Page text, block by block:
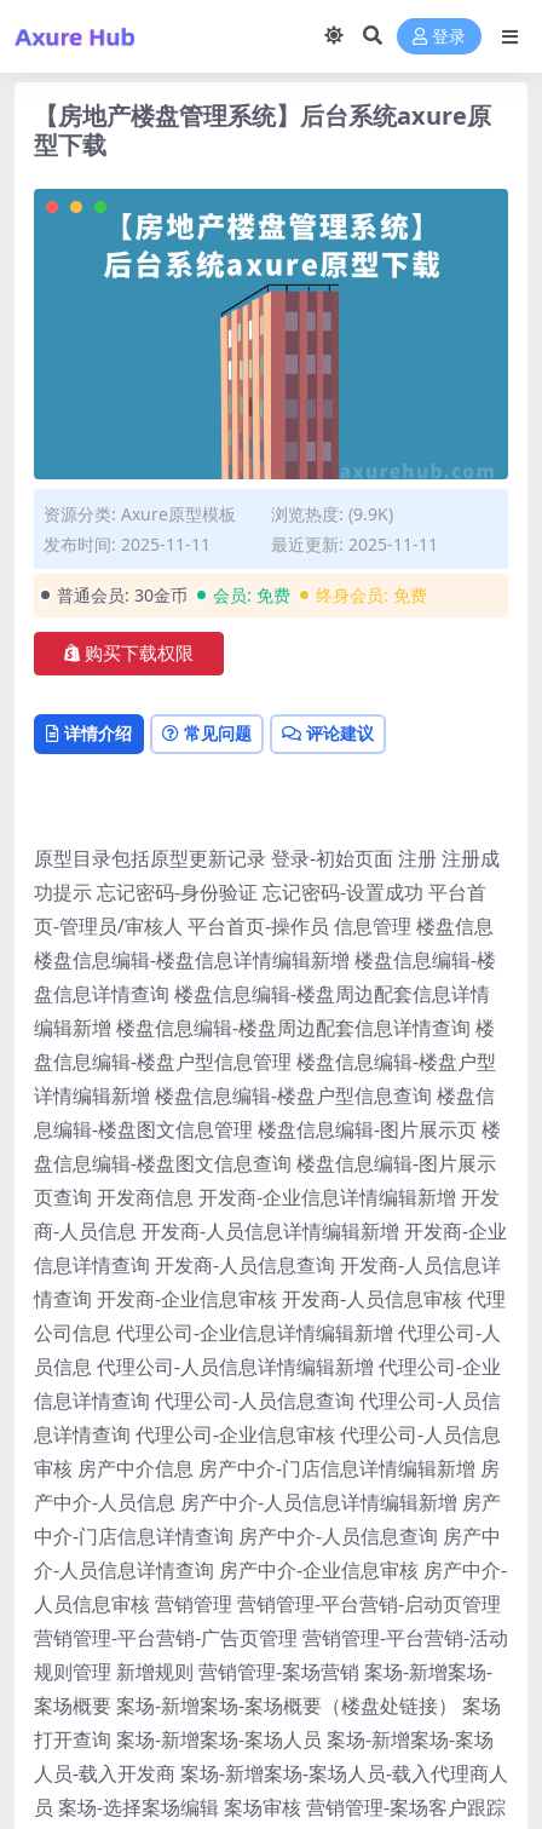
登录
【房地产楼盘管理系统】后台系统axure原
型下载
资源分类: Axure原型模板
浏览热度: (9.9K)
发布时间: 2025-11-11
最近更新: 2025-11-11
普通会员: 30金币 会员: 免费 终身会员: 免费
购买下载权限
详情介绍 常见问题 评论建议
原型目录包括原型更新记录 登录-初始页面 注册 注册成
功提示 忘记密码-身份验证 忘记密码-设置成功 平台首
页-管理员/审核人 平台首页-操作员 信息管理 楼盘信息
楼盘信息编辑-楼盘信息详情编辑新增 楼盘信息编辑-楼
盘信息详情查询 楼盘信息编辑-楼盘周边配套信息详情
编辑新增 楼盘信息编辑-楼盘周边配套信息详情查询 楼
盘信息编辑-楼盘户型信息管理 楼盘信息编辑-楼盘户型
详情编辑新增 楼盘信息编辑-楼盘户型信息查询 楼盘信
息编辑-楼盘图文信息管理 楼盘信息编辑-图片展示页 楼
盘信息编辑-楼盘图文信息查询 楼盘信息编辑-图片展示
页查询 开发商信息 开发商-企业信息详情编辑新增 开发
商-人员信息 开发商-人员信息详情编辑新增 开发商-企业
信息详情查询 开发商-人员信息查询 开发商-人员信息详
情查询 开发商-企业信息审核 开发商-人员信息审核 代理
公司信息 代理公司-企业信息详情编辑新增 代理公司-人
员信息 代理公司-人员信息详情编辑新增 代理公司-企业
信息详情查询 代理公司-人员信息查询 代理公司-人员信
息详情查询 代理公司-企业信息审核 代理公司-人员信息
审核 房产中介信息 房产中介-门店信息详情编辑新增 房
产中介-人员信息 房产中介-人员信息详情编辑新增 房产
中介-门店信息详情查询 房产中介-人员信息查询 房产中
介-人员信息详情查询 房产中介-企业信息审核 房产中介-
人员信息审核 营销管理 营销管理-平台营销-启动页管理
营销管理-平台营销-广告页管理 营销管理-平台营销-活动
规则管理 新增规则 营销管理-案场营销 案场-新增案场-
案场概要 案场-新增案场-案场概要（楼盘处链接） 案场
打开查询 案场-新增案场-案场人员 案场-新增案场-案场
人员-载入开发商 案场-新增案场-案场人员-载入代理商人
员 案场-选择案场编辑 案场审核 营销管理-案场客户跟踪